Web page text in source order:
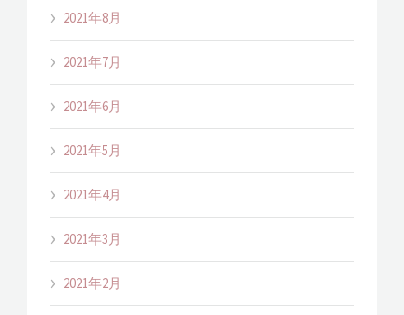
2021年8月
2021年7月
2021年6月
2021年5月
2021年4月
2021年3月
2021年2月